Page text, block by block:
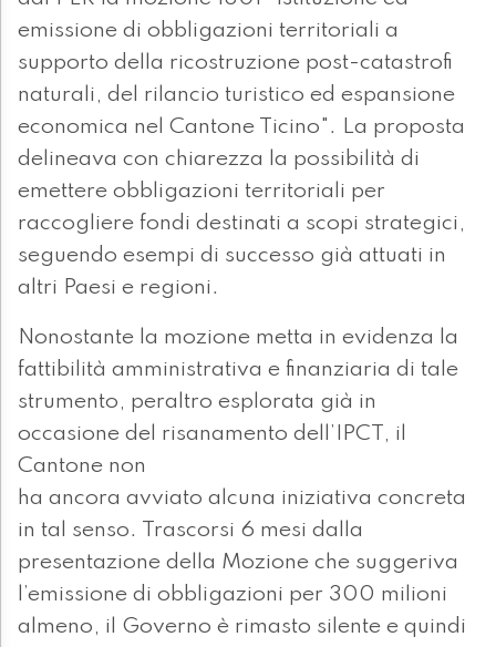
emissione di obbligazioni territoriali a
supporto della ricostruzione post-catastrofi
naturali, del rilancio turistico ed espansione
economica nel Cantone Ticino". La proposta
delineava con chiarezza la possibilità di
emettere obbligazioni territoriali per
raccogliere fondi destinati a scopi strategici,
seguendo esempi di successo già attuati in
altri Paesi e regioni.
Nonostante la mozione metta in evidenza la
fattibilità amministrativa e finanziaria di tale
strumento, peraltro esplorata già in
occasione del risanamento dell’IPCT, il
Cantone non
ha ancora avviato alcuna iniziativa concreta
in tal senso. Trascorsi 6 mesi dalla
presentazione della Mozione che suggeriva
l’emissione di obbligazioni per 300 milioni
almeno, il Governo è rimasto silente e quindi